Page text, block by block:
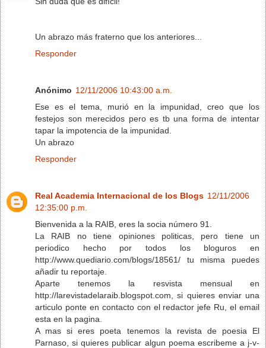
Un abrazo más fraterno que los anteriores...
Responder
Anónimo 12/11/2006 10:43:00 a.m.
Ese es el tema, murió en la impunidad, creo que los
festejos son merecidos pero es tb una forma de intentar
tapar la impotencia de la impunidad.
Un abrazo
Responder
Real Academia Internacional de los Blogs 12/11/2006
12:35:00 p.m.
Bienvenida a la RAIB, eres la socia número 91.
La RAIB no tiene opiniones politicas, pero tiene un
periodico hecho por todos los bloguros en
http://www.quediario.com/blogs/18561/ tu misma puedes
añadir tu reportaje.
Aparte tenemos la resvista mensual en
http://larevistadelaraib.blogspot.com, si quieres enviar una
articulo ponte en contacto con el redactor jefe Ru, el email
esta en la pagina.
A mas si eres poeta tenemos la revista de poesia El
Parnaso, si quieres publicar algun poema escribeme a j-v-